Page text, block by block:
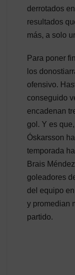
derrotados
resultados
más, a solo
Para poner
los
ofensivo.
conseguido
encadenan
gol. Y es
Óskarsson
temporada
Brais
goleadores
del equipo
y promedian
partido.